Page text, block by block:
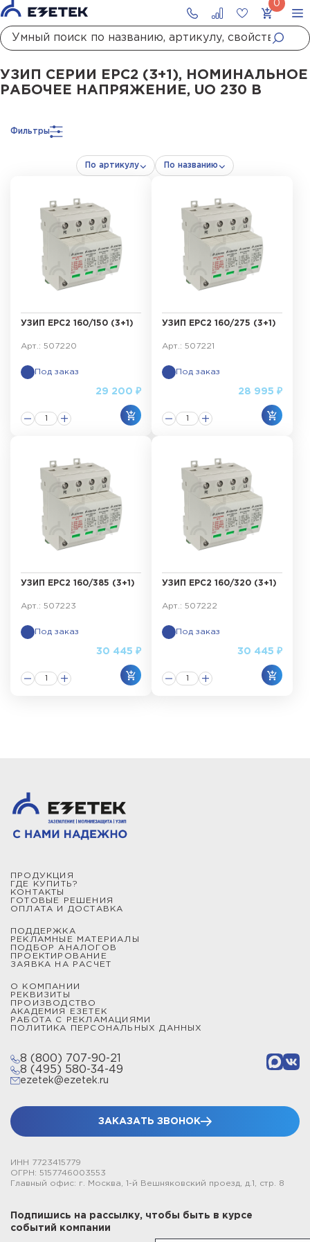
ГлавнаяКаталог УЗИПУЗИП сетей до 1000 ВУЗИП II класса испытаний
УЗИП СЕРИИ ЕРС2 (3+1), НОМИНАЛЬНОЕ
РАБОЧЕЕ НАПРЯЖЕНИЕ, UO 230 В
Фильтры
По артикулу По названию
УЗИП ЕРС2 160/150 (3+1)
Арт.: 507220
Под заказ
29 200 ₽
УЗИП ЕРС2 160/275 (3+1)
Арт.: 507221
Под заказ
28 995 ₽
УЗИП ЕРС2 160/385 (3+1)
Арт.: 507223
Под заказ
30 445 ₽
УЗИП ЕРС2 160/320 (3+1)
Арт.: 507222
Под заказ
30 445 ₽
ПРОДУКЦИЯ
ГДЕ КУПИТЬ?
КОНТАКТЫ
ГОТОВЫЕ РЕШЕНИЯ
ОПЛАТА И ДОСТАВКА
ПОДДЕРЖКА
РЕКЛАМНЫЕ МАТЕРИАЛЫ
ПОДБОР АНАЛОГОВ
ПРОЕКТИРОВАНИЕ
ЗАЯВКА НА РАСЧЕТ
О КОМПАНИИ
РЕКВИЗИТЫ
ПРОИЗВОДСТВО
АКАДЕМИЯ ЕЗЕТЕК
РАБОТА С РЕКЛАМАЦИЯМИ
ПОЛИТИКА ПЕРСОНАЛЬНЫХ ДАННЫХ
8 (800) 707-90-21
8 (495) 580-34-49
ezetek@ezetek.ru
ЗАКАЗАТЬ ЗВОНОК
ИНН 7723415779
ОГРН: 5157746003553
Главный офис: г. Москва, 1-й Вешняковский проезд, д.1, стр. 8
Подпишись на рассылку, чтобы быть в курсе
событий компании